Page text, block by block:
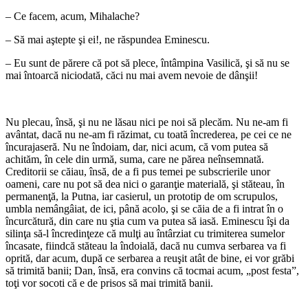
– Ce facem, acum, Mihalache?
– Să mai aştepte şi ei!, ne răspundea Eminescu.
– Eu sunt de părere că pot să plece, întâmpina Vasilică, şi să nu se
mai întoarcă niciodată, căci nu mai avem nevoie de dânşii!
Nu plecau, însă, şi nu ne lăsau nici pe noi să plecăm. Nu ne-am fi
avântat, dacă nu ne-am fi răzimat, cu toată încrederea, pe cei ce ne
încurajaseră. Nu ne îndoiam, dar, nici acum, că vom putea să
achităm, în cele din urmă, suma, care ne părea neînsemnată.
Creditorii se căiau, însă, de a fi pus temei pe subscrierile unor
oameni, care nu pot să dea nici o garanţie materială, şi stăteau, în
permanenţă, la Putna, iar casierul, un prototip de om scrupulos,
umbla nemângâiat, de ici, până acolo, şi se căia de a fi intrat în o
încurcătură, din care nu ştia cum va putea să iasă. Eminescu îşi da
silinţa să-l încredinţeze că mulţi au întârziat cu trimiterea sumelor
încasate, fiindcă stăteau la îndoială, dacă nu cumva serbarea va fi
oprită, dar acum, după ce serbarea a reuşit atât de bine, ei vor grăbi
să trimită banii; Dan, însă, era convins că tocmai acum, „post festa”,
toţi vor socoti că e de prisos să mai trimită banii.